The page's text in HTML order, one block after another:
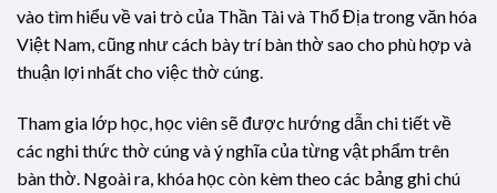
vào tìm hiểu về vai trò của Thần Tài và Thổ Địa trong văn hóa
Việt Nam, cũng như cách bày trí bàn thờ sao cho phù hợp và
thuận lợi nhất cho việc thờ cúng.
Tham gia lớp học, học viên sẽ được hướng dẫn chi tiết về
các nghi thức thờ cúng và ý nghĩa của từng vật phẩm trên
bàn thờ. Ngoài ra, khóa học còn kèm theo các bảng ghi chú